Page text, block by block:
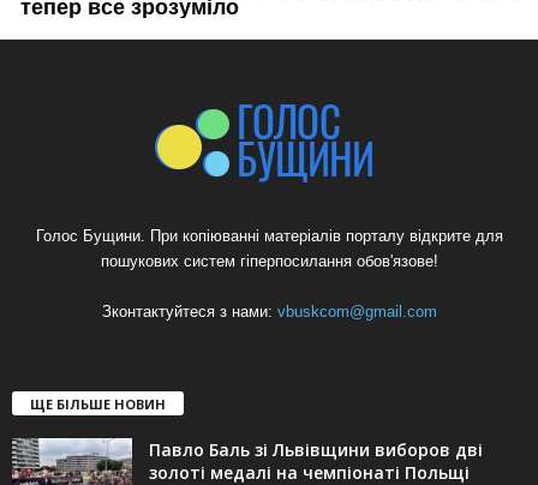
Голос Бущини. При копіюванні матеріалів порталу відкрите для
пошукових систем гіперпосилання обов'язове!
Зконтактуйтеся з нами: vbuskcom@gmail.com
ЩЕ БІЛЬШЕ НОВИН
Павло Баль зі Львівщини виборов дві
золоті медалі на чемпіонаті Польщі